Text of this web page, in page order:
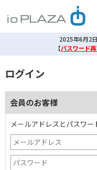
2025年6月2
【パスワード
ログイン
会員のお客様
メールアドレスとパスワー